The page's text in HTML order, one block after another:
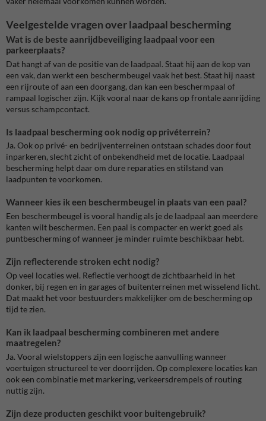
Veelgestelde vragen over laadpaal bescherming
Wat is de beste aanrijdbeveiliging laadpaal voor een
parkeerplaats?
Dat hangt af van de positie van de laadpaal. Staat hij aan de kop van
een vak, dan werkt een beschermbeugel vaak het best. Staat hij naast
een rijroute of aan een doorgang, dan kan een beschermpaal of
rampaal logischer zijn. Kijk vooral naar de kans op frontale aanrijding
versus schampcontact.
Is laadpaal bescherming ook nodig op privéterrein?
Ja. Ook op privé- en bedrijventerreinen ontstaan schades door fout
inparkeren, slecht zicht of onbekendheid met de locatie. Laadpaal
bescherming helpt daar om dure reparaties en stilstand van
laadpunten te voorkomen.
Wanneer kies ik een beschermbeugel in plaats van een paal?
Een beschermbeugel is vooral handig als je de laadpaal aan meerdere
kanten wilt beschermen. Een paal is compacter en werkt goed als
puntbescherming of wanneer je minder ruimte beschikbaar hebt.
Zijn reflecterende stroken echt nodig?
Op veel locaties wel. Reflectie verhoogt de zichtbaarheid in het
donker, bij regen en in garages of buitenterreinen met wisselend licht.
Dat maakt het voor bestuurders makkelijker om de bescherming op
tijd te zien.
Kan ik laadpaal bescherming combineren met andere
maatregelen?
Ja. Vooral wielstoppers zijn een logische aanvulling wanneer
voertuigen structureel te ver doorrijden. Op complexere locaties kan
ook een combinatie met markering, verkeersdrempels of routing
nuttig zijn.
Zijn deze producten geschikt voor buitengebruik?